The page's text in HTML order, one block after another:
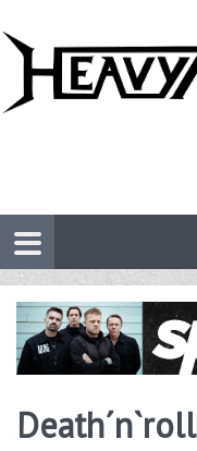
Death´n`roll